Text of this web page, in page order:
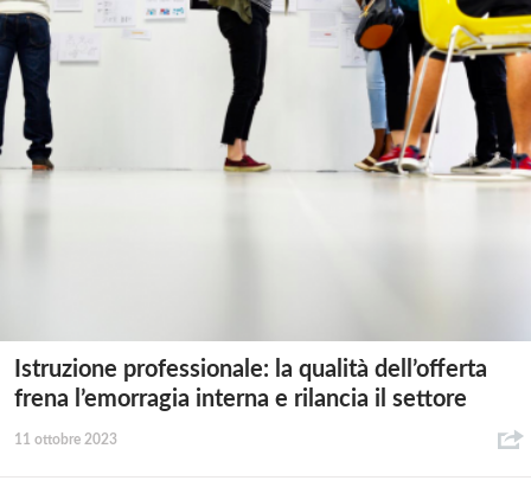
Istruzione professionale: la qualità dell’offerta
frena l’emorragia interna e rilancia il settore
11 ottobre 2023